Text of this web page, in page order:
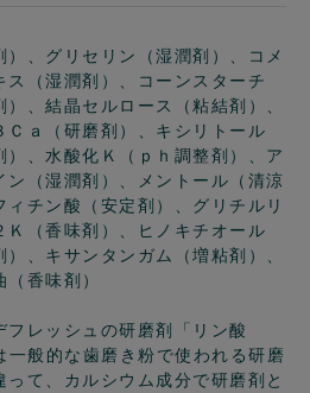
）、グリセリン（湿潤剤）、コメ
ス（湿潤剤）、コーンスターチ
）、結晶セルロース（粘結剤）、
Ｃａ（研磨剤）、キシリトール
）、水酸化Ｋ（ｐｈ調整剤）、ア
ン（湿潤剤）、メントール（清涼
ィチン酸（安定剤）、グリチルリ
Ｋ（香味剤）、ヒノキチオール
）、キサンタンガム（増粘剤）、
香味剤）
フレッシュの研磨剤「リン酸
一般的な歯磨き粉で使われる研磨
って、カルシウム成分で研磨剤と